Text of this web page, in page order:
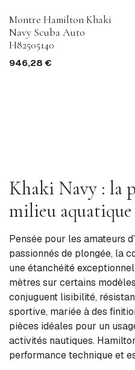
Montre Hamilton Khaki
Navy Scuba Auto
H82505140
946,28 €
Khaki Navy : la
milieu aquatique
Pensée pour les amateurs
passionnés de plongée, la
une étanchéité
mètres sur certains
conjuguent lisibilité,
sportive, mariée à des
pièces idéales pour un
activités nautiques.
performance technique et